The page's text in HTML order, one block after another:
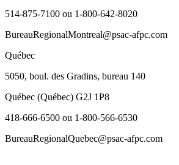
514-875-7100 ou 1-800-642-8020
BureauRegionalMontreal@psac-afpc.com
Québec
5050, boul. des Gradins, bureau 140
Québec (Québec) G2J 1P8
418-666-6500 ou 1-800-566-6530
BureauRegionalQuebec@psac-afpc.com